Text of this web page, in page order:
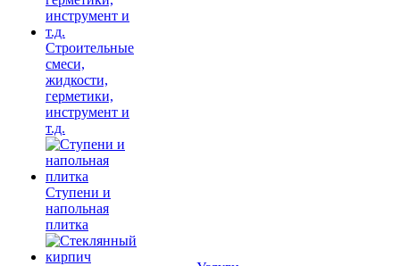
Строительные
смеси,
жидкости,
герметики,
инструмент и
т.д.
Ступени и
напольная
плитка